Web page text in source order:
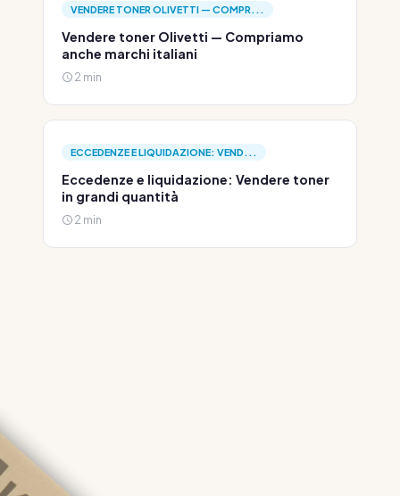
VENDERE TONER OLIVETTI — COMPR...
Vendere toner Olivetti — Compriamo
anche marchi italiani
2 min
ECCEDENZE E LIQUIDAZIONE: VEND...
Eccedenze e liquidazione: Vendere toner
in grandi quantità
2 min